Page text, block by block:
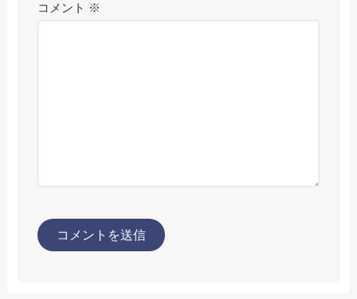
コメント ※